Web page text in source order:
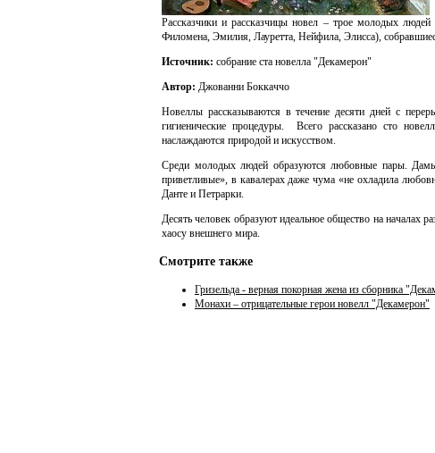
Рассказчики и рассказчицы новел – трое молодых
Филомена, Эмилия, Лауретта, Нейфила, Элисса),
Источник: собрание ста новелла "Декамерон"
Автор: Джованни Боккаччо
Новеллы рассказываются в течение десяти дней с
гигиенические процедуры.
Всего рассказано сто
наслаждаются природой и искусством.
Среди молодых людей образуются любовные пары.
приветливые», в кавалерах даже чума «не охладила
Данте и Петрарки.
Десять человек образуют идеальное общество на началах
хаосу внешнего мира.
Смотрите также
Гризельда - верная покорная жена из сборника
Монахи – отрицательные герои новелл "Декамерон"